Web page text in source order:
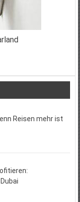
Reisen mehr ist